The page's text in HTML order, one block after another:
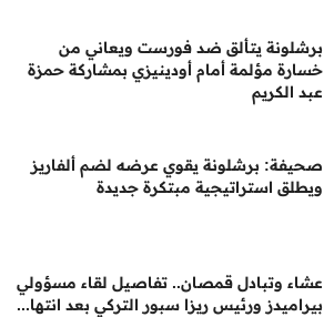
برشلونة يتألق ضد فورست ويعاني من
خسارة مؤلمة أمام أودينيزي بمشاركة حمزة
عبد الكريم
صحيفة: برشلونة يقوي عرضه لضم ألفاريز
ويطلق استراتيجية مبتكرة جديدة
عشاء وتبادل قمصان.. تفاصيل لقاء مسؤولي
بيراميدز ورئيس ريزا سبور التركي بعد انتها...